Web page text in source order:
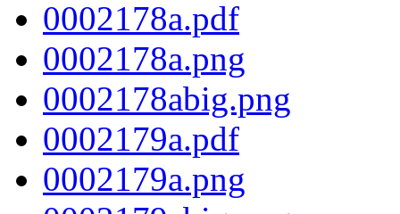
0002178a.pdf
0002178a.png
0002178abig.png
0002179a.pdf
0002179a.png